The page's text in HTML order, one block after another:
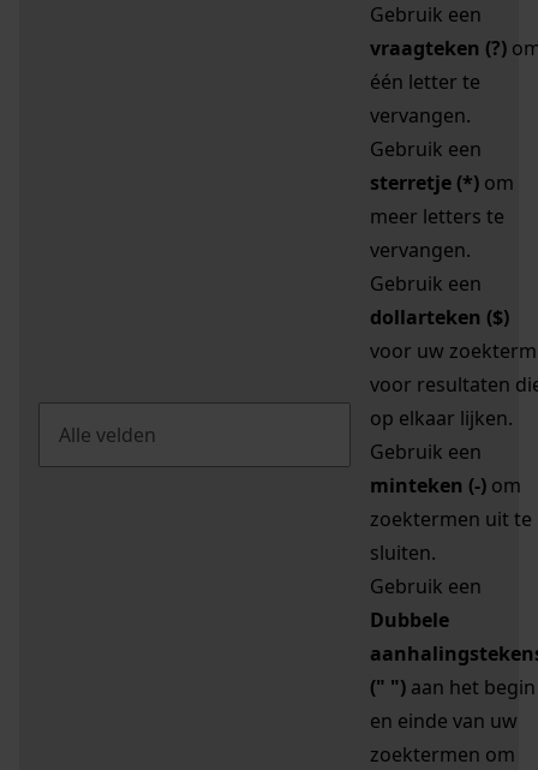
Gebruik een
vraagteken (?)
één letter te
vervangen.
Gebruik een
sterretje (*) om
meer letters te
vervangen.
Gebruik een
dollarteken ($)
voor uw zoekterm
voor resultaten
op elkaar lijken.
Gebruik een
minteken (-) om
zoektermen uit te
sluiten.
Gebruik een
Dubbele
(" ") aan het begin
en einde van uw
zoektermen om